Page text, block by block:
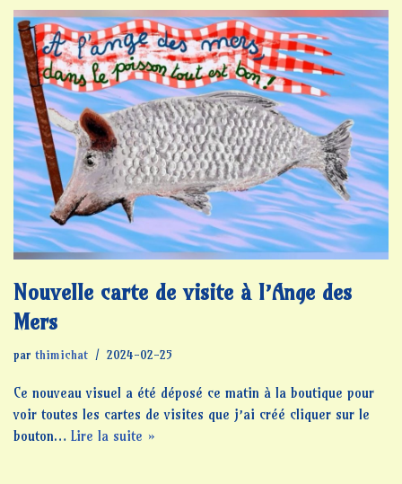
Nouvelle carte de visite à l’Ange des
Mers
par thimichat 2024-02-25
Ce nouveau visuel a été déposé ce matin à la boutique pour
voir toutes les cartes de visites que j’ai créé cliquer sur le
bouton… Lire la suite »